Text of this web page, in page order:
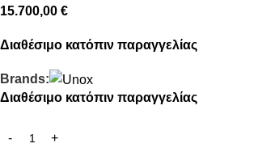
15.700,00 €
Διαθέσιμο κατόπιν παραγγελίας
Brands:
Διαθέσιμο κατόπιν παραγγελίας